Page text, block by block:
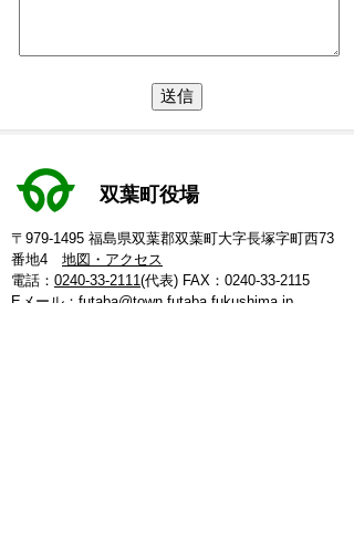
双葉町役場
〒979-1495 福島県双葉郡双葉町大字長塚字町西73
番地4 地図・アクセス
電話： 0240-33-2111(代表) FAX：0240-33-2115
Eメール： futaba@town.futaba.fukushima.jp